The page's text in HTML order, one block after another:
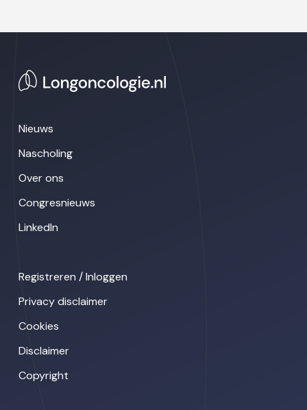
Nieuws
Nascholing
Over ons
Congresnieuws
LinkedIn
Registreren / Inloggen
Privacy disclaimer
Cookies
Disclaimer
Copyright